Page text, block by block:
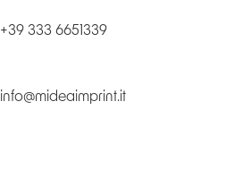
+39 333 6651339
info@mideaimprint.it